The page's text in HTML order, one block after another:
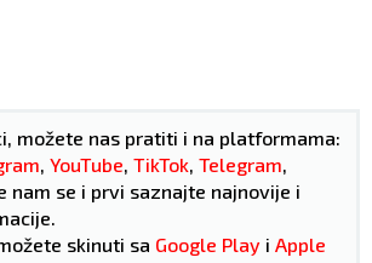
možete nas pratiti i na platformama:
YouTube TikTok Telegram
nam se i prvi saznajte najnovije i
skinuti sa Google Play i Apple